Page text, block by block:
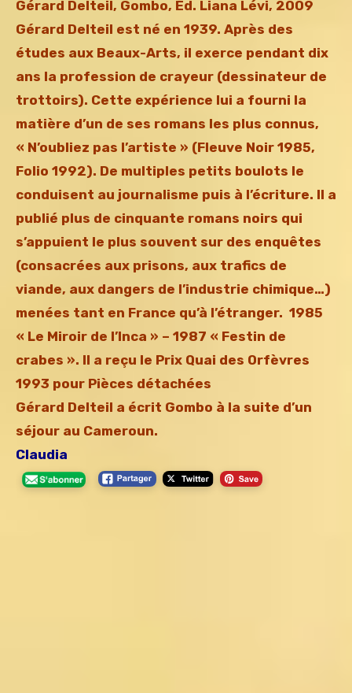
Gérard Delteil, Gombo, Éd. Liana Lévi, 2009
Gérard Delteil est né en 1939. Après des
études aux Beaux-Arts, il exerce pendant dix
ans la profession de crayeur (dessinateur de
trottoirs). Cette expérience lui a fourni la
matière d’un de ses romans les plus connus,
« N’oubliez pas l’artiste » (Fleuve Noir 1985,
Folio 1992). De multiples petits boulots le
conduisent au journalisme puis à l’écriture. Il a
publié plus de cinquante romans noirs qui
s’appuient le plus souvent sur des enquêtes
(consacrées aux prisons, aux trafics de
viande, aux dangers de l’industrie chimique…)
menées tant en France qu’à l’étranger. 1985
« Le Miroir de l’Inca » – 1987 « Festin de
crabes ». Il a reçu le Prix Quai des Orfèvres
1993 pour Pièces détachées
Gérard Delteil a écrit Gombo à la suite d’un
séjour au Cameroun.
Claudia